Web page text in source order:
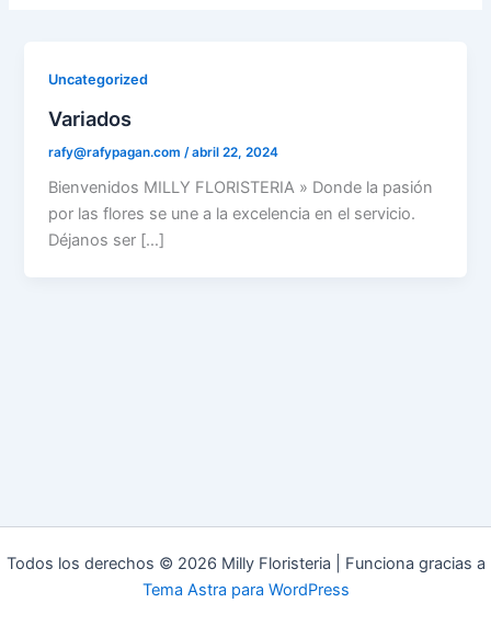
Uncategorized
Variados
rafy@rafypagan.com /abril 22, 2024
Bienvenidos MILLY FLORISTERIA » Donde la pasión
por las flores se une a la excelencia en el servicio.
Déjanos ser […]
Todos los derechos © 2026 Milly Floristeria | Funciona gracias a
Tema Astra para WordPress